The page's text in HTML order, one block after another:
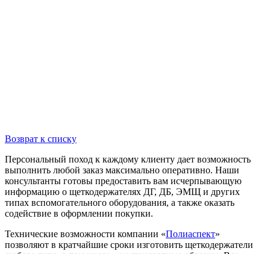
Возврат к списку
Персональный поход к каждому клиенту дает возможность
выполнить любой заказ максимально оперативно. Наши
консультанты готовы предоставить вам исчерпывающую
информацию о щеткодержателях ДГ, ДБ, ЭМЩ и других
типах вспомогательного оборудования, а также оказать
содействие в оформлении покупки.
Технические возможности компании «Полиаспект»
позволяют в кратчайшие сроки изготовить щеткодержатели